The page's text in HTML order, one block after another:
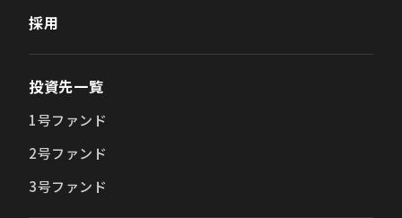
採用
投資先一覧
1号ファンド
2号ファンド
3号ファンド